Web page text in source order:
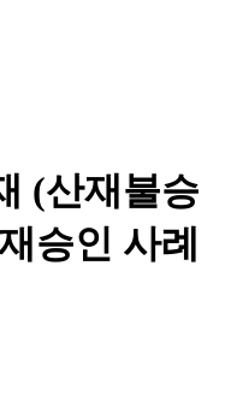
(산재불승
승인 사례